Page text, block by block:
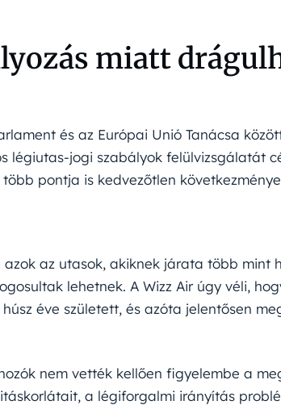
miatt
és az Európai Unió Tanácsa
légiutas-jogi szabályok felülvizsgálatát
pontja is kedvezőtlen
azok az utasok, akiknek járata több mint
lehetnek. A Wizz Air úgy véli,
éve született, és azóta jelentősen
nem vették kellően figyelembe a
a légiforgalmi irányítás